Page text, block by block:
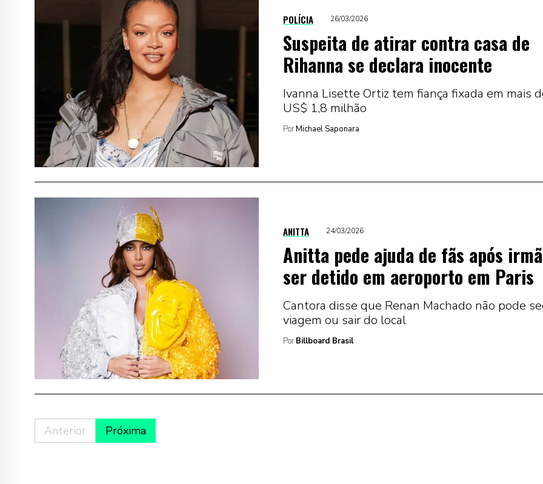
POLÍCIA 26/03/2026
Suspeita de atirar contra casa de
Rihanna se declara inocente
Ivanna Lisette Ortiz tem fiança fixada em mais
US$ 1,8 milhão
PorMichael Saponara
ANITTA 24/03/2026
Anitta pede ajuda de fãs após
ser detido em aeroporto em Paris
Cantora disse que Renan Machado não pode
viagem ou sair do local
Por Billboard Brasil
Anterior Próxima